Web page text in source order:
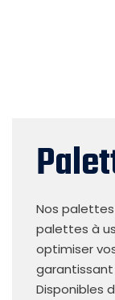
Nos
palettes à
optimiser
garantissant
Disponibles